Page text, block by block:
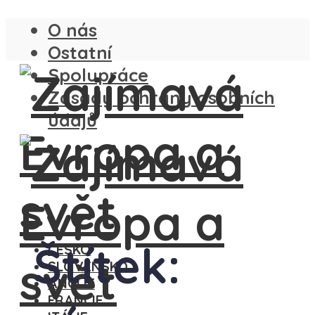
O nás
Ostatní
Spolupráce
Zásady ochrany osobních
údajů
ČESKO
SLOVENSKO
ANGLIE
FRANCIE
Štítek: